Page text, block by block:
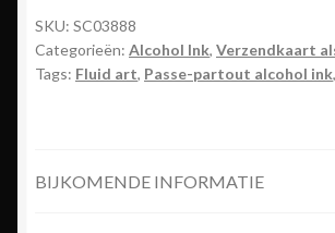
x
10
cm
SKU: SC03888
Categorieën: Alcohol Ink, Verzendkaart
Tags: Fluid art, Passe-partout alcohol ink,
BIJKOMENDE INFORMATIE